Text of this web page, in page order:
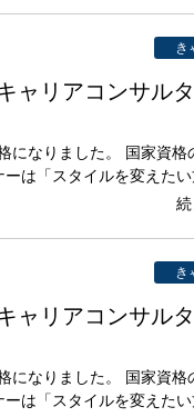
き
ャリアコンサル
になりました。 国家資格
は「スタイルを変えたい
き
ャリアコンサル
になりました。 国家資格
は「スタイルを変えたい